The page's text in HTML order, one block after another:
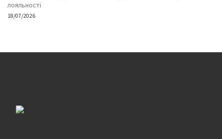
лояльності
18/07/2026